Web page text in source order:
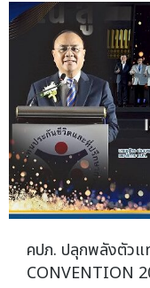
คปภ. ปลุกพลังตัวแ
CONVENTION